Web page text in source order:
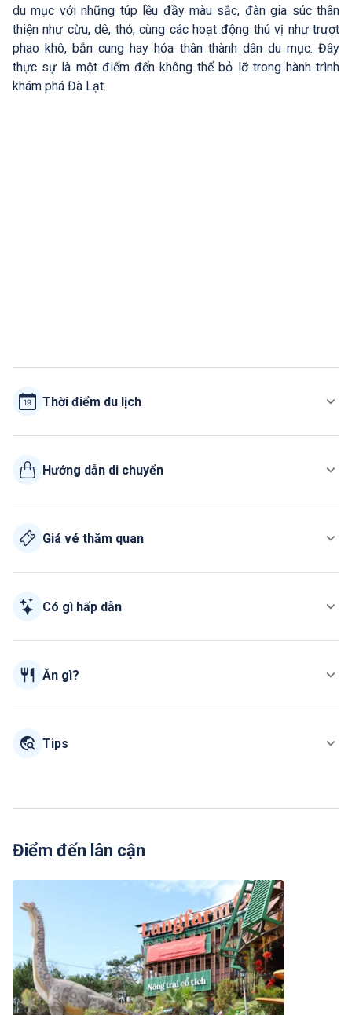
du mục với những túp lều đầy màu sắc, đàn gia súc thân
thiện như cừu, dê, thỏ, cùng các hoạt động thú vị như trượt
phao khô, bắn cung hay hóa thân thành dân du mục. Đây
thực sự là một điểm đến không thể bỏ lỡ trong hành trình
khám phá Đà Lạt.
Thời điểm du lịch
Hướng dẫn di chuyển
Giá vé thăm quan
Có gì hấp dẫn
Ăn gì?
Tips
Điểm đến lân cận